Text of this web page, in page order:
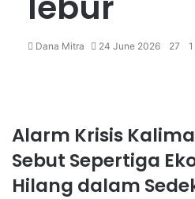
Dana Mitra 24 June 2026 27
Alarm Krisis
Sebut Sepertiga
Hilang dalam